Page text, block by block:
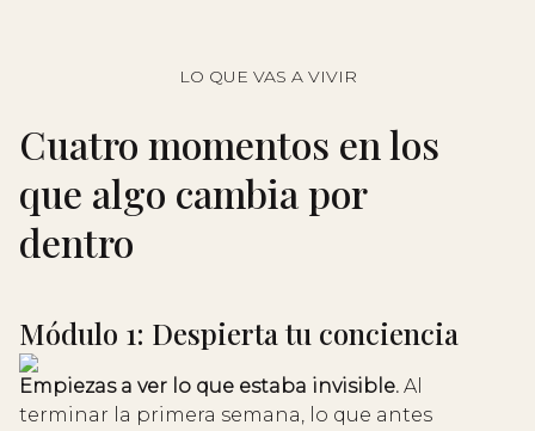
LO QUE VAS A VIVIR
Cuatro momentos en los
que algo cambia por
dentro
Módulo 1: Despierta tu conciencia
Empiezas a ver lo que estaba invisible. Al
terminar la primera semana, lo que antes